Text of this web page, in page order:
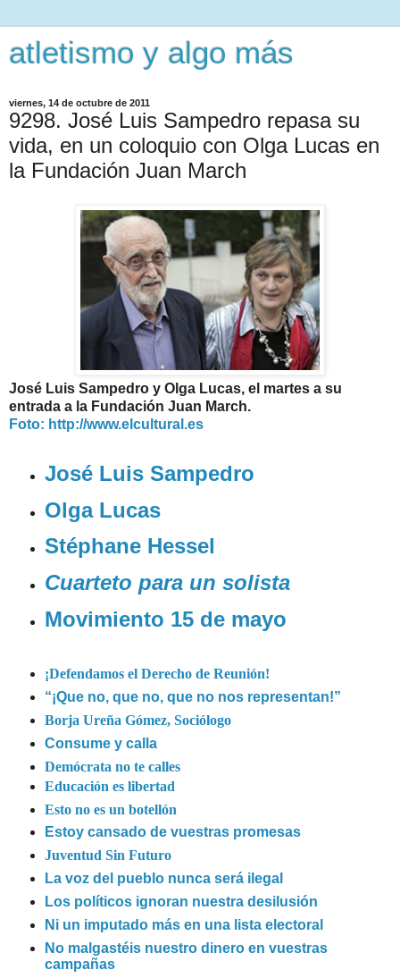
atletismo y algo más
viernes, 14 de octubre de 2011
9298. José Luis Sampedro repasa su
vida, en un coloquio con Olga Lucas en
la Fundación Juan March
José Luis Sampedro y Olga Lucas, el martes a su
entrada a la Fundación Juan March.
Foto: http://www.elcultural.es
José Luis Sampedro
Olga Lucas
Stéphane Hessel
Cuarteto para un solista
Movimiento 15 de mayo
¡Defendamos el Derecho de Reunión!
“¡Que no, que no, que no nos representan!”
Borja Ureña Gómez, Sociólogo
Consume y calla
Demócrata no te calles
Educación es libertad
Esto no es un botellón
Estoy cansado de vuestras promesas
Juventud Sin Futuro
La voz del pueblo nunca será ilegal
Los políticos ignoran nuestra desilusión
Ni un imputado más en una lista electoral
No malgastéis nuestro dinero en vuestras
campañas